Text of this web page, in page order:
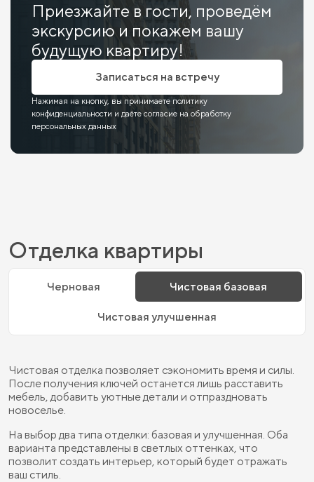
Приезжайте в гости, проведём
экскурсию и покажем вашу
будущую квартиру!
Записаться на встречу
Нажимая на кнопку, вы принимаете политику
конфиденциальности и даёте согласие на обработку
персональных данных
Отделка квартиры
Черновая Чистовая базовая
Чистовая улучшенная
Чистовая отделка позволяет сэкономить время и силы.
После получения ключей останется лишь расставить
мебель, добавить уютные детали и отпраздновать
новоселье.
На выбор два типа отделки: базовая и улучшенная. Оба
варианта представлены в светлых оттенках, что
позволит создать интерьер, который будет отражать
ваш стиль.